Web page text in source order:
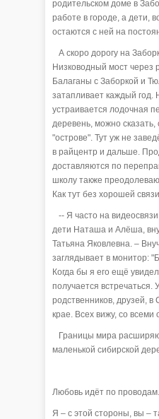
родительском доме в
работе в городе, а дети,
остаются с ней на
А скоро дорогу на
Низководный мост
Балаганы с Заборкой и
затапливает каждый год.
устраивается лодочная
деревень, можно
"острове". Тут уж не
в райцентр и дальше.
доставляются по
школу также
Как тут без хорошей
-- Я часто на
дети Наташа и Алёша,
Татьяна Яковлевна. –
заглядывает в монитор:
Когда бы я его ещё
получается встречаться.
родственников, друзей, в
крае. Всех вижу, со
Границы мира
маленькой сибирской
Любовь идёт по проводам.
Я – с этой стороны, вы –